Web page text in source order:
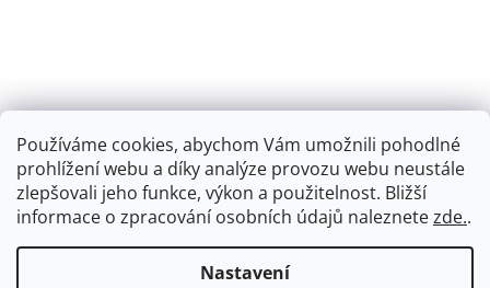
Používáme cookies, abychom Vám umožnili pohodlné
prohlížení webu a díky analýze provozu webu neustále
zlepšovali jeho funkce, výkon a použitelnost. Bližší
informace o zpracování osobních údajů naleznetezde..
Nastavení